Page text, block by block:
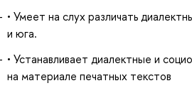
• Умеет на слух различать
и юга.
• Устанавливает диалектные и
на материале печатных текстов